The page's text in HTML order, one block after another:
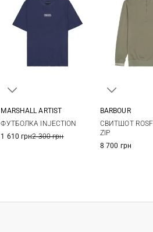
MARSHALL ARTIST
ФУТБОЛКА INJECTION
1 610 грн2 300 грн
XXL
BARBOUR
СВИТШОТ
ZIP
8 700 грн